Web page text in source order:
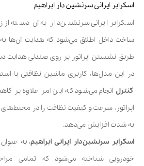
اسکرابر ایرانی سرنشین دار ابراهیم
اسکرابر ایرانی سرنشین‌دار به آن دسته
ساخت داخل اطلاق می‌شود که هدایت آن‌ها
طریق نشستن اپراتور بر روی صندلی هدایت
در این مدل‌ها، کاربری ماشین نظافتی با
کنترلانجام می‌شود که این امر علاوه بر
اپراتور، سرعت و کیفیت نظافت را در
به شدت افزایش می‌دهد.
اسکرابر سرنشین‌دار ایرانی ابراهیم، به
خودرویی شناخته می‌شود که تمامی